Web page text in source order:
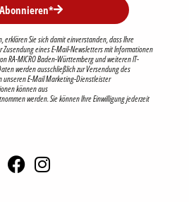
Abonnieren*
erklären Sie sich damit einverstanden, dass Ihre
Zusendung eines E-Mail-Newsletters mit Informationen
RA-MICRO Baden-Württemberg und weiteren IT-
werden ausschließlich zur Versendung des
E-Mail Marketing-Dienstleister
können aus
werden. Sie können Ihre Einwilligung jederzeit